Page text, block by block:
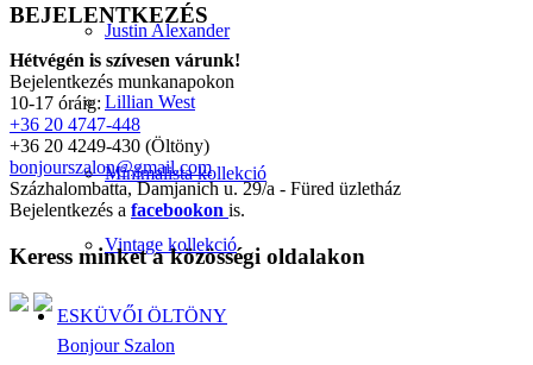
Justin Alexander
Lillian West
Minimalista kollekció
Vintage kollekció
ESKÜVŐI ÖLTÖNY
BEJELENTKEZÉS
Hétvégén is szívesen várunk!
Bejelentkezés munkanapokon
10-17 óráig:
+36 20 4747-448
+36 20 4249-430 (Öltöny)
bonjourszalon@gmail.com
Százhalombatta, Damjanich u. 29/a - Füred üzletház
Bejelentkezés a facebookon is.
Keress minket a közösségi oldalakon
Bonjour Szalon